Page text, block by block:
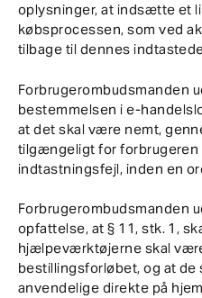
oplysninger, at indsætte et
købsprocessen, som ved
tilbage til dennes
Forbrugerombudsmanden
bestemmelsen i e-
at det skal være nemt,
tilgængeligt for forbrugeren
indtastningsfejl, inden en
Forbrugerombudsmanden
opfattelse, at § 11, stk. 1,
hjælpeværktøjerne skal
bestillingsforløbet, og at
anvendelige direkte på